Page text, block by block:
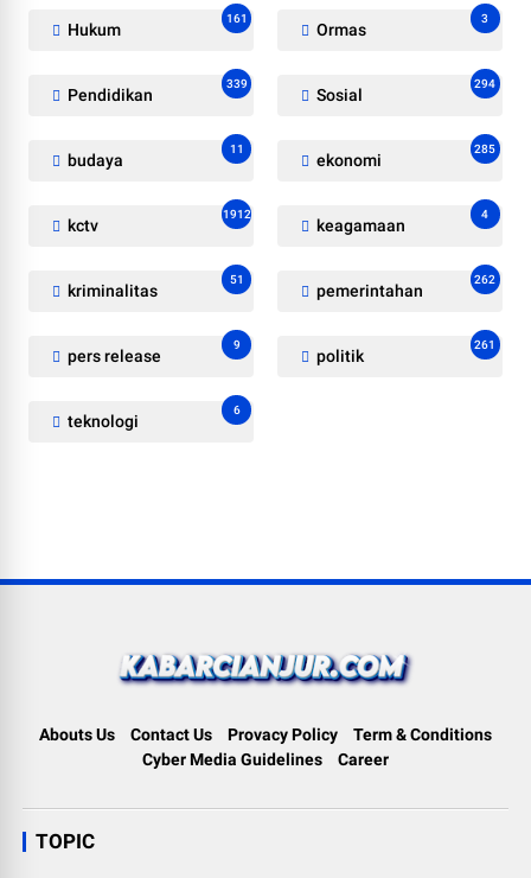
Hukum
161
Ormas
3
Pendidikan
339
Sosial
294
budaya
11
ekonomi
285
kctv
1912
keagamaan
4
kriminalitas
51
pemerintahan
262
pers release
9
politik
261
teknologi
6
Abouts Us Contact Us Provacy Policy
Term & Conditions
Cyber Media Guidelines
Career
TOPIC